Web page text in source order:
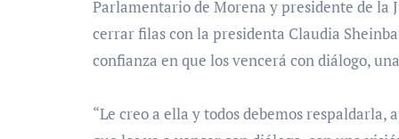
Parlamentario de Morena y presidente de la
cerrar filas con la presidenta Claudia
confianza en que los vencerá con diálogo,
“Le creo a ella y todos debemos